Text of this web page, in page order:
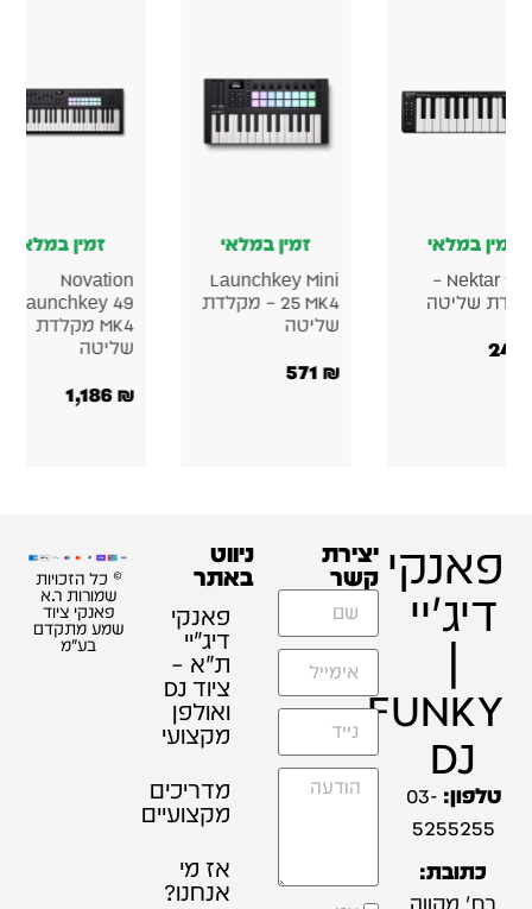
זמין במלאי
Nektar SE25 –
שליטה
זמין במלאי
Launchkey Mini
25 MK4 – מקלדת
שליטה
₪
זמין במלאי
Novation
Launchkey 49
MK4 מקלדת
שליטה
₪
1,186
פאנקי
דיג'יי
|
FUNKY
DJ
טלפון: 03-
5255255
כתובת:
יצירת
קשר
ניווט
באתר
פאנקי
דיג׳יי
ת"א –
ציוד DJ
ואולפן
מקצועי
מדריכים
מקצועיים
אז מי
אנחנו?
© כל הזכויות
שמורות ר.א
פאנקי ציוד
שמע מתקדם
בע"מ